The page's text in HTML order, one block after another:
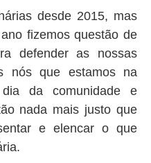
desde 2015, mas
fizemos questão de
defender as nossas
nós que estamos na
da comunidade e
nada mais justo que
e elencar o que